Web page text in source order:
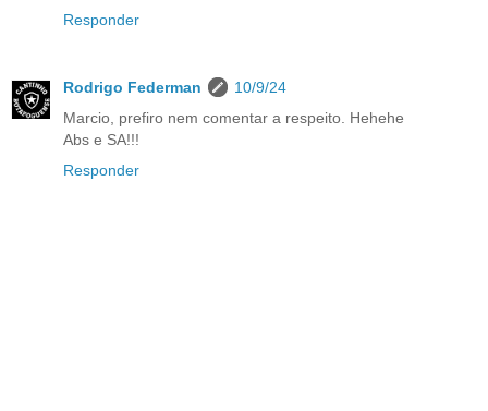
Responder
Rodrigo Federman
10/9/24
Marcio, prefiro nem comentar a respeito. Hehehe
Abs e SA!!!
Responder